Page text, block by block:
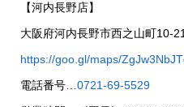
【河内長野店】
大阪府河内長野市西之山町10-
https://goo.gl/maps/
電話番号…0721-69-5529